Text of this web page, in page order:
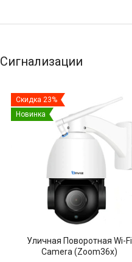
Сигнализации
Скидка 23%
Новинка
Уличная Поворотная Wi-Fi
Camera (Zoom36x)